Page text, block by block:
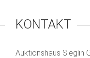
KONTAKT
Auktionshaus Sieglin